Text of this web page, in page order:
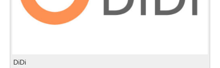
DiDi